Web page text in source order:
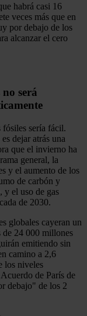
habrá casi 16
veces más que en
por debajo de los
alcanzar el cero
será
fósiles sería fácil.
dejar atrás una
que el invierno ha
general, la
y el aumento de los
de carbón y
y el uso de gas
de 2030.
globales cayeran un
de 24 000 millones
emitiendo sin
camino a 2,6
los niveles
de París de
debajo" de los 2